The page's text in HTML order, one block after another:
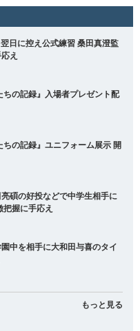
日に控え公式練習 桑田真澄監
え
ちの記録』入場者プレゼント配
の記録』ユニフォーム展示 開
碩の好投などで中学生相手に
握に手応え
中を相手に大和田与喜のタイ
もっと見る